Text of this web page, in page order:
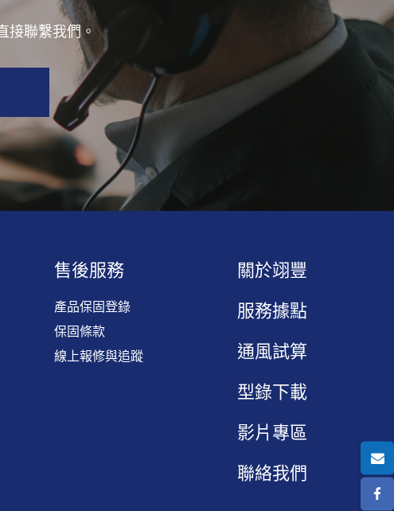
接聯繫我們。
售後服務
產品保固登錄
保固條款
線上報修與追蹤
關於翊豐
服務據點
通風試算
型錄下載
影片專區
聯絡我們